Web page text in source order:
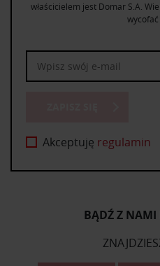
właścicielem jest Domar S.A.
wycofać
Akceptuję regulamin
BĄDŹ Z NAMI